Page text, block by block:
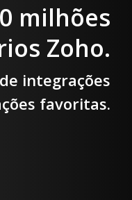
milhões
Zoho.
integrações
favoritas.